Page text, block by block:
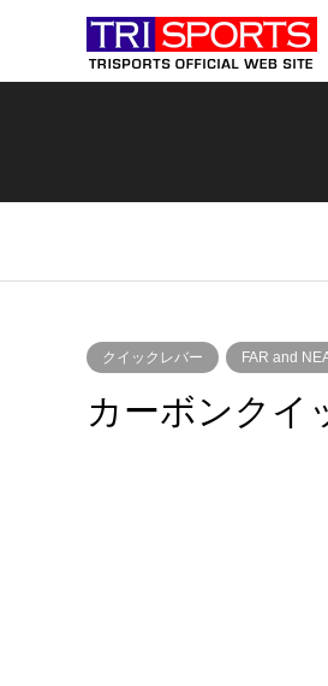
クイックレバー FAR and
カーボンクイ